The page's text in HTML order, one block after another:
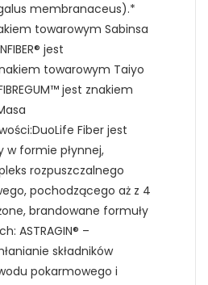
membranaceus).*
towarowym Sabinsa
jest
towarowym Taiyo
jest znakiem
Fiber jest
formie płynnej,
rozpuszczalnego
pochodzącego aż z 4
brandowane formuły
ASTRAGIN® –
składników
pokarmowego i